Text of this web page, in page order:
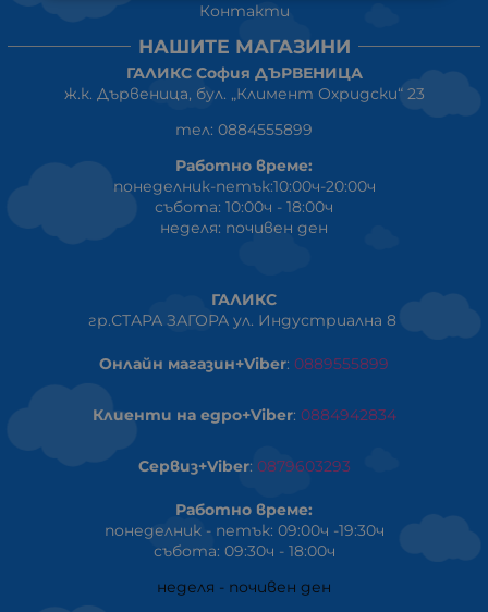
Контакти
НАШИТЕ МАГАЗИНИ
ГАЛИКС София ДЪРВЕНИЦА
ж.к. Дървеница, бул. „Климент Охридски“ 23
тел: 0884555899
Работно време:
понеделник-петък:10:00ч-20:00ч
събота: 10:00ч - 18:00ч
неделя: почивен ден
ГАЛИКС
гр.СТАРА ЗАГОРА ул. Индустриална 8
Онлайн магазин+Viber: 0889555899
Клиенти на едро+Viber: 0884942834
Сервиз+Viber: 0879603293
Работно време:
понеделник - петък: 09:00ч -19:30ч
събота: 09:30ч - 18:00ч
неделя - почивен ден